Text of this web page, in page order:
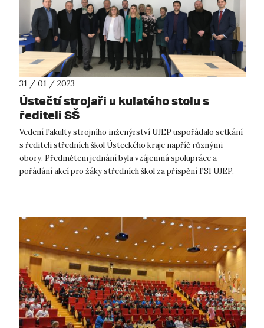
31 / 01 / 2023
Ústečtí strojaři u kulatého stolu s
řediteli SŠ
Vedení Fakulty strojního inženýrství UJEP uspořádalo setkání
s řediteli středních škol Ústeckého kraje napříč různými
obory. Předmětem jednání byla vzájemná spolupráce a
pořádání akcí pro žáky středních škol za přispění FSI UJEP.